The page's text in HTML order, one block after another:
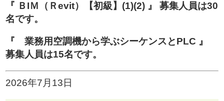
『 ＢIＭ（Ｒevit）【初級】(1)(2) 』 募集人員は30
名です。
『 業務用空調機から学ぶシーケンスとPLC 』
募集人員は15名です。
2026年7月13日